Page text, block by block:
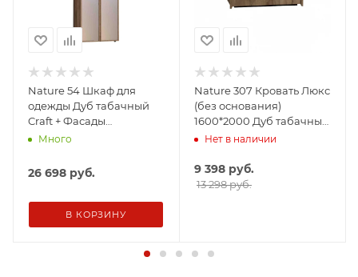
Nature 54 Шкаф для
одежды Дуб табачный
Craft + Фасады
Зеркало+Стандарт
Много
26 698 руб.
В КОРЗИНУ
Nature 307 Кровать Люкс
(без основания)
1600*2000 Дуб табачный
Craft-Черный
Нет в наличии
9 398 руб.
13 298 руб.